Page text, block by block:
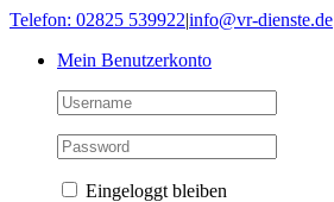
Skip
content
Telefon: 02825 539922|info@vr-dienste.de
Mein Benutzerkonto
Eingeloggt bleiben